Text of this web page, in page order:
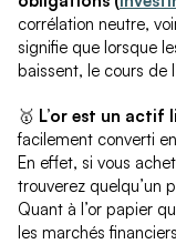
corrélation neutre,
signifie que lorsque
baissent, le cours de
🥇 L’or est un actif
facilement converti
En effet, si vous
trouverez quelqu’un
Quant à l’or papier
les marchés